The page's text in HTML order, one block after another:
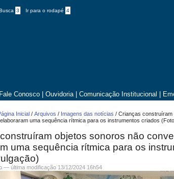
3 Ir para o rodapé 4
Fale Conosco Ouvidoria Comunicação Institucional
Inicial /Arquivos / Imagens das notícias /Crianças construíram
uma sequência rítmica para os instrumentos criados
objetos sonoros não
uma sequência rítmica para os
—última modificação 13/12/2024 16h54